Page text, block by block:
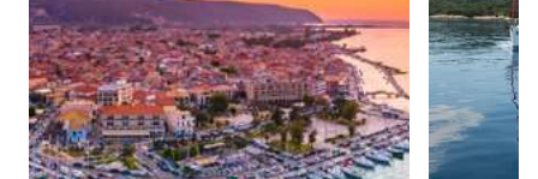
JOUR 3 : Vathi - Vasiliki (Lefkas)(environ 17 milles)
Vous hissez les voiles et suivez la côte sud de Lefkas
jusqu'à Vasiliki. Cette baie abritée est considérée
comme l'un des meilleurs spots de planche à voile
au monde. Peut-être vous laisserez-vous tenter par